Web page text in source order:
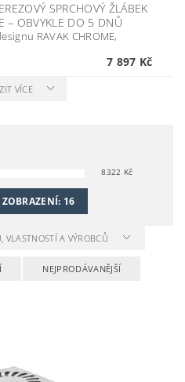
SPRCHOVÝ ŽLÁBEK
– OBVYKLE DO 5 DNŮ
RAVAK CHROME,
7 897 Kč
VÍCE
8322 Kč
16
VLASTNOSTÍ A VÝROBCŮ
NEJPRODÁVANĚJŠÍ